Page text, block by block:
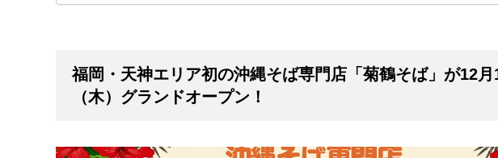
福岡・天神エリア初の沖縄そば専門店「菊鶴そば」が12月
（木）グランドオープン！